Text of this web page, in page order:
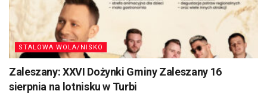
STALOWA WOLA/NISKO
Zaleszany: XXVI Dożynki Gminy Zaleszany 16
sierpnia na lotnisku w Turbi